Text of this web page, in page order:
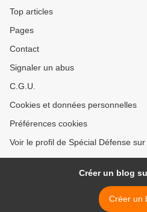
Top articles
Pages
Contact
Signaler un abus
C.G.U.
Cookies et données personnelles
Préférences cookies
Voir le profil de Spécial Défense
Créer un blog
Créer un